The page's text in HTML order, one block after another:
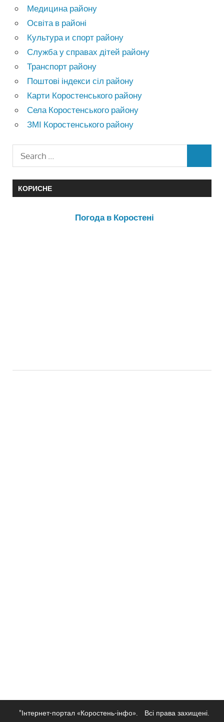
Медицина району
Освіта в районі
Культура и спорт району
Служба у справах дітей району
Транспорт району
Поштові індекси сіл району
Карти Коростенського району
Села Коростенського району
ЗМІ Коростенського району
КОРИСНЕ
Погода в Коростені
"Інтернет-портал «Коростень-інфо».
Всі права захищені.